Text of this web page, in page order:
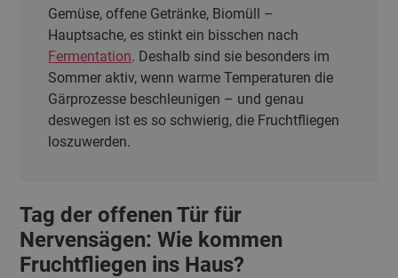
Gemüse, offene Getränke, Biomüll –
Hauptsache, es stinkt ein bisschen nach
Fermentation. Deshalb sind sie besonders im
Sommer aktiv, wenn warme Temperaturen die
Gärprozesse beschleunigen – und genau
deswegen ist es so schwierig, die Fruchtfliegen
loszuwerden.
Tag der offenen Tür für
Nervensägen: Wie kommen
Fruchtfliegen ins Haus?